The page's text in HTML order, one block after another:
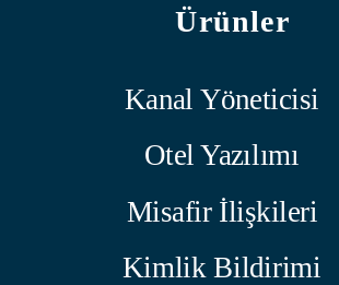
Ürünler
Kanal Yöneticisi
Otel Yazılımı
Misafir İlişkileri
Kimlik Bildirimi